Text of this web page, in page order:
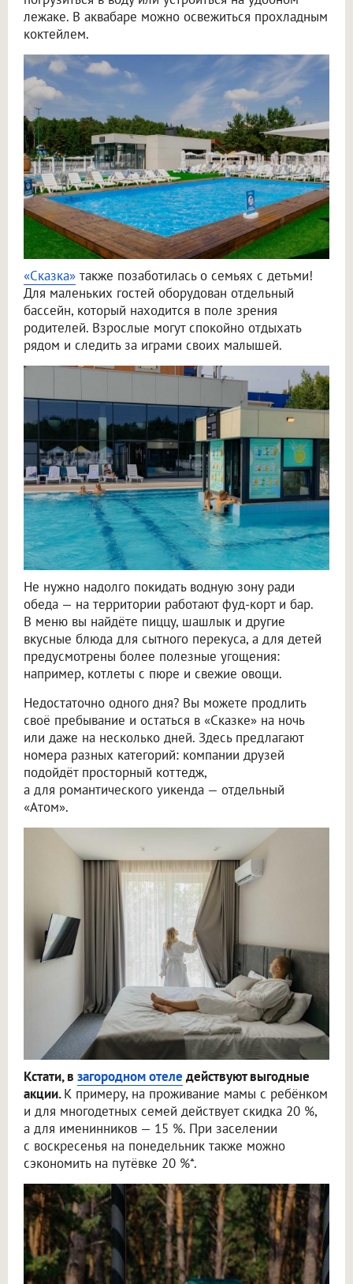
лежаке. В аквабаре можно освежиться прохладным
коктейлем.
«Сказка» также позаботилась о семьях с детьми!
Для маленьких гостей оборудован отдельный
бассейн, который находится в поле зрения
родителей. Взрослые могут спокойно отдыхать
рядом и следить за играми своих малышей.
Не нужно надолго покидать водную зону ради
обеда — на территории работают фуд-корт и бар.
В меню вы найдёте пиццу, шашлык и другие
вкусные блюда для сытного перекуса, а для детей
предусмотрены более полезные угощения:
например, котлеты с пюре и свежие овощи.
Недостаточно одного дня? Вы можете продлить
своё пребывание и остаться в «Сказке» на ночь
или даже на несколько дней. Здесь предлагают
номера разных категорий: компании друзей
подойдёт просторный коттедж,
а для романтического уикенда — отдельный
«Атом».
Кстати, в загородном отеле действуют выгодные
акции.К примеру, на проживание мамы с ребёнком
и для многодетных семей действует скидка 20 %,
а для именинников — 15 %. При заселении
с воскресенья на понедельник также можно
сэкономить на путёвке 20 %*.